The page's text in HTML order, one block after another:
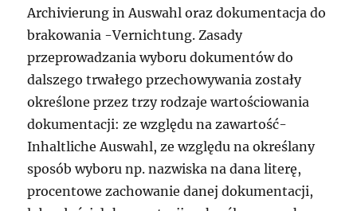
Archivierung in Auswahl oraz dokumentacja do
brakowania -Vernichtung. Zasady
przeprowadzania wyboru dokumentów do
dalszego trwałego przechowywania zostały
określone przez trzy rodzaje wartościowania
dokumentacji: ze względu na zawartość-
Inhaltliche Auswahl, ze względu na określany
sposób wyboru np. nazwiska na dana literę,
procentowe zachowanie danej dokumentacji,